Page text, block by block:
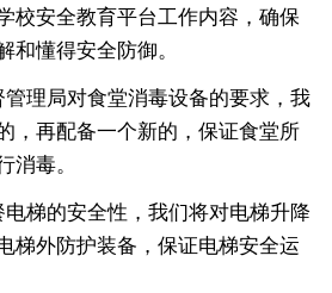
校安全教育平台工作内容，确保
和懂得安全防御。
理局对食堂消毒设备的要求，我
，再配备一个新的，保证食堂所
消毒。
梯的安全性，我们将对电梯升降
梯外防护装备，保证电梯安全运